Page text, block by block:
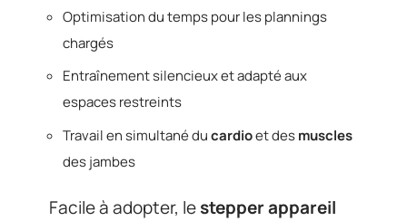
Optimisation du temps pour les plannings
chargés
Entraînement silencieux et adapté aux
espaces restreints
Travail en simultané ducardioet desmuscles
des jambes
Facile à adopter, lestepper appareil